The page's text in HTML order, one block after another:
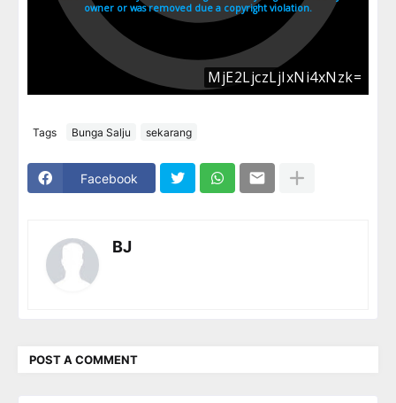
Tags Bunga Salju sekarang
Facebook
BJ
POST A COMMENT